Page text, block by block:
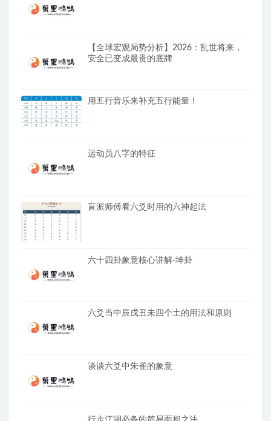
【全球宏观局势分析】2026：乱世将来，
安全已变成最贵的底牌
用五行音乐来补充五行能量！
运动员八字的特征
盲派师傅看六爻时用的六神起法
六十四卦象意核心讲解-坤卦
六爻当中辰戌丑未四个土的用法和原则
谈谈六爻中朱雀的象意